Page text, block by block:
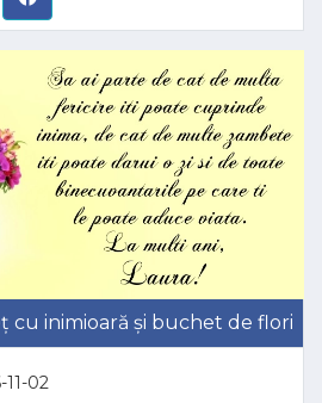
cu inimioară și buchet de flori
11-02